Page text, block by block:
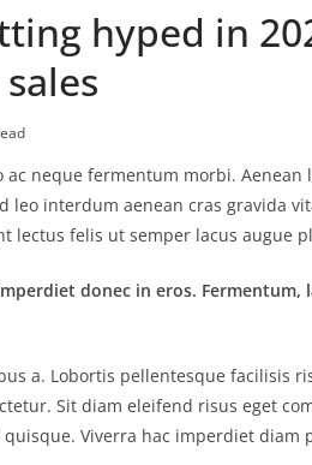
hyped in
neque fermentum morbi. Aenean
leo interdum aenean cras gravida
lectus felis ut semper lacus augue
donec in eros. Fermentum,
a. Lobortis pellentesque facilisis
Sit diam eleifend risus eget
Viverra hac imperdiet diam